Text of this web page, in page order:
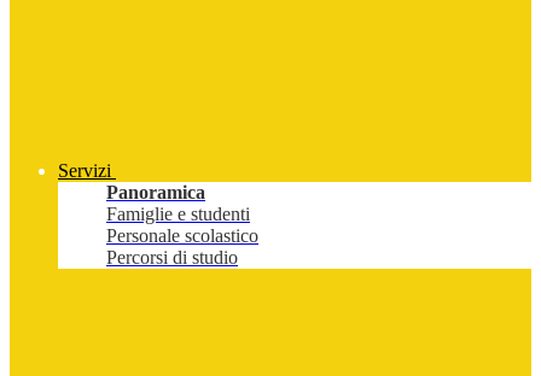
Servizi
Panoramica
Famiglie e studenti
Personale scolastico
Percorsi di studio